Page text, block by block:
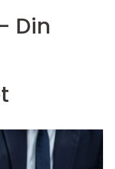
Din